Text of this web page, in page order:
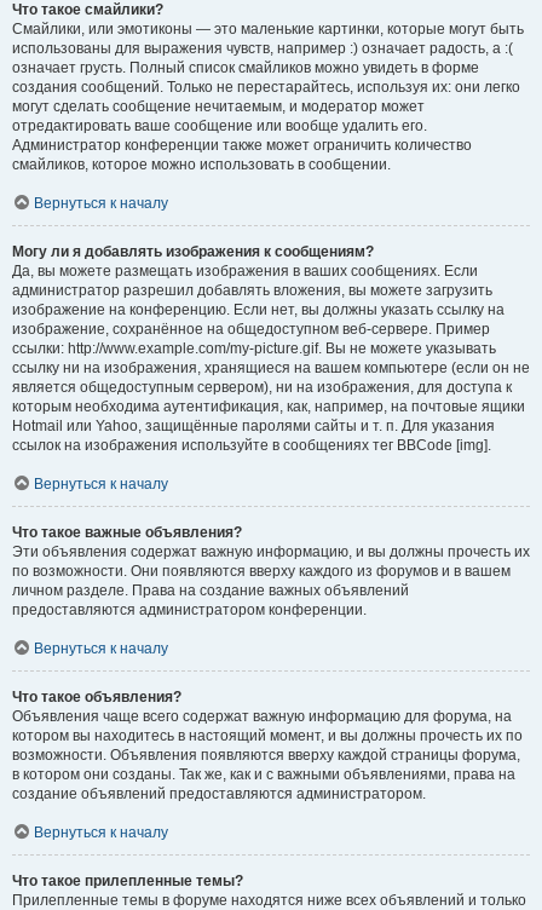
Что такое смайлики?
Смайлики, или эмотиконы — это маленькие картинки, которые могут быть
использованы для выражения чувств, например :) означает радость, а :(
означает грусть. Полный список смайликов можно увидеть в форме
создания сообщений. Только не перестарайтесь, используя их: они легко
могут сделать сообщение нечитаемым, и модератор может
отредактировать ваше сообщение или вообще удалить его.
Администратор конференции также может ограничить количество
смайликов, которое можно использовать в сообщении.
Вернуться к началу
Могу ли я добавлять изображения к сообщениям?
Да, вы можете размещать изображения в ваших сообщениях. Если
администратор разрешил добавлять вложения, вы можете загрузить
изображение на конференцию. Если нет, вы должны указать ссылку на
изображение, сохранённое на общедоступном веб-сервере. Пример
ссылки: http://www.example.com/my-picture.gif. Вы не можете указывать
ссылку ни на изображения, хранящиеся на вашем компьютере (если он не
является общедоступным сервером), ни на изображения, для доступа к
которым необходима аутентификация, как, например, на почтовые ящики
Hotmail или Yahoo, защищённые паролями сайты и т. п. Для указания
ссылок на изображения используйте в сообщениях тег BBCode [img].
Вернуться к началу
Что такое важные объявления?
Эти объявления содержат важную информацию, и вы должны прочесть их
по возможности. Они появляются вверху каждого из форумов и в вашем
личном разделе. Права на создание важных объявлений
предоставляются администратором конференции.
Вернуться к началу
Что такое объявления?
Объявления чаще всего содержат важную информацию для форума, на
котором вы находитесь в настоящий момент, и вы должны прочесть их по
возможности. Объявления появляются вверху каждой страницы форума,
в котором они созданы. Так же, как и с важными объявлениями, права на
создание объявлений предоставляются администратором.
Вернуться к началу
Что такое прилепленные темы?
Прилепленные темы в форуме находятся ниже всех объявлений и только